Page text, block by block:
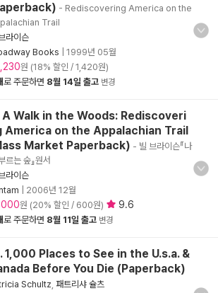
- Rediscovering America on the
Trail
라이슨
Books
1999년 05월
원 (18% 할인 / 1,420원)
로 주문하면 8월 14일 출고 변경
A Walk in the Woods: Rediscoveri
America on the Appalachian Trail
Market Paperback) - 빌 브라이슨『나
르는 숲』원서
라이슨
2006년 12월
원 (20% 할인 / 600원) 9.6
로 주문하면 8월 11일 출고 변경
1,000 Places to See in the U.s.a. &
Before You Die (Paperback)
Schultz 패트리샤 슐츠